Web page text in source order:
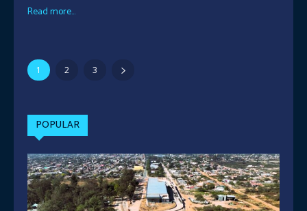
Read more...
1 2 3
POPULAR